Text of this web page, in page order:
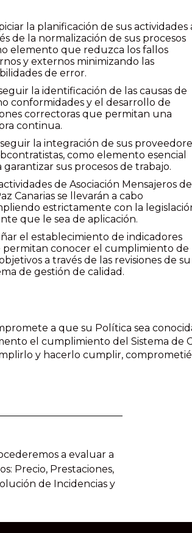
la planificación de sus actividades
de la normalización de sus procesos
elemento que reduzca los fallos
y externos minimizando las
de error.
la identificación de las causas de
conformidades y el desarrollo de
correctoras que permitan una
continua.
la integración de sus
como elemento esencial
garantizar sus procesos de trabajo.
de Asociación Mensajeros de
Canarias se llevarán a cabo
estrictamente con la
que le sea de aplicación.
el establecimiento de indicadores
permitan conocer el cumplimiento de
a través de las revisiones de su
de gestión de calidad.
a que su Política sea
el cumplimiento del Sistema de
y hacerlo cumplir,
a evaluar a
Precio, Prestaciones,
de Incidencias y